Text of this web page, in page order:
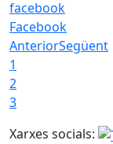
Facebook
AnteriorSegüent
1
2
3
Xarxes socials: